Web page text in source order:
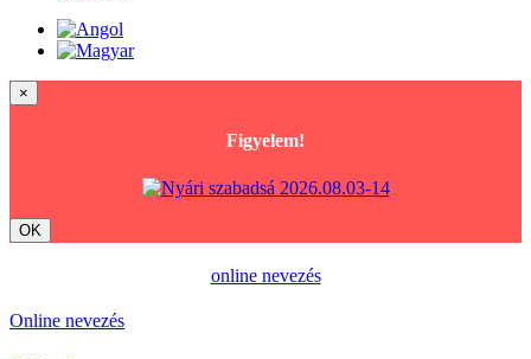
×
Figyelem!
OK
online nevezés
Online nevezés